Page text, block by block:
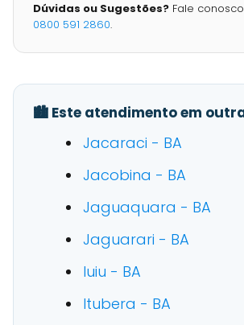
Dúvidas ou Sugestões? Fale
0800 591 2860.
🏙️ Este atendimento em
Jacaraci - BA
Jacobina - BA
Jaguaquara - BA
Jaguarari - BA
Iuiu - BA
Itubera - BA